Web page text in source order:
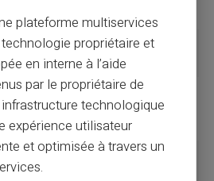
Banques en ligne
100% en ligne
plus
Souvent gratuits ou
plateforme multiservices
propriétaire et
en interne à l’aide
par le propriétaire de
technologique
expérience utilisateur
et optimisée à travers un